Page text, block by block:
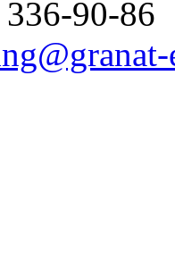
90-86